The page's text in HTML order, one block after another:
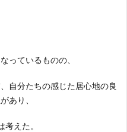
っているものの、
自分たちの感じた居心地の良
あり、
えた。